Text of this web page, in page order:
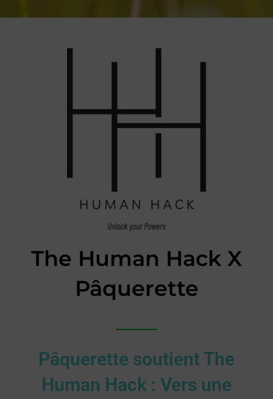
The Human Hack X
Pâquerette
Pâquerette soutient The
Human Hack : Vers une